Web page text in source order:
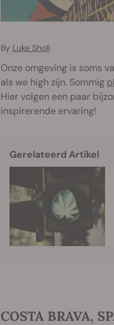
By Luke Sholl
Onze omgeving is soms
als we high zijn. Sommig
Hier volgen een paar
inspirerende ervaring!
Gerelateerd Artikel
COSTA BRAVA,